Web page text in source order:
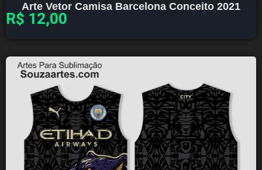
Arte Vetor Camisa Barcelona Conceito 2021
R$ 12,00